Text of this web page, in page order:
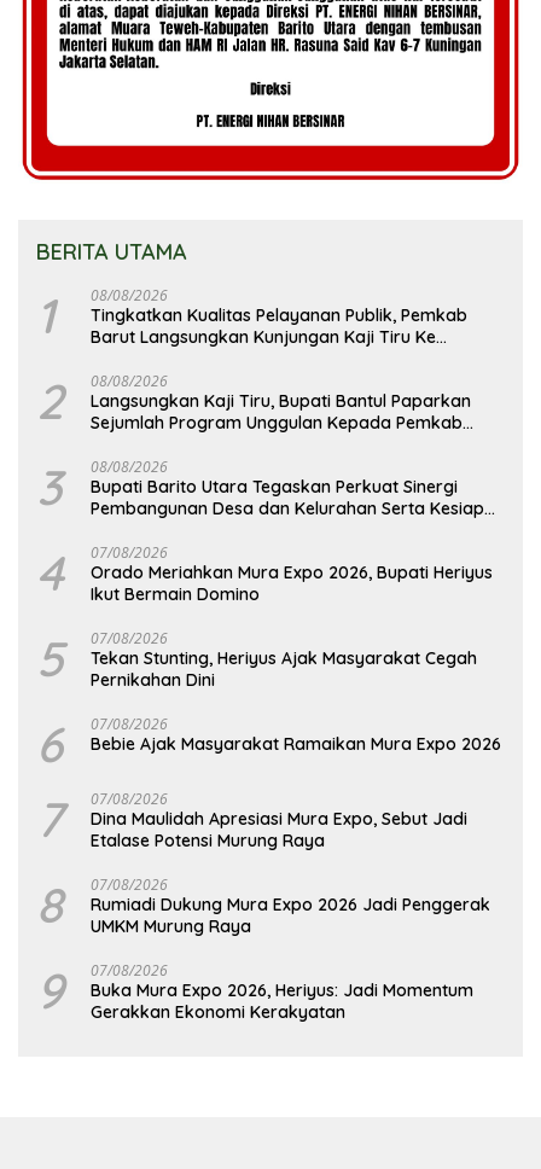
BERITA UTAMA
1 08/08/2026
Tingkatkan Kualitas Pelayanan Publik, Pemkab
Barut Langsungkan Kunjungan Kaji Tiru Ke
2 08/08/2026
Langsungkan Kaji Tiru, Bupati Bantul Paparkan
Sejumlah Program Unggulan Kepada Pemkab
3 08/08/2026
Bupati Barito Utara Tegaskan Perkuat Sinergi
Pembangunan Desa dan Kelurahan Serta Kesiapan
4 07/08/2026
Orado Meriahkan Mura Expo 2026, Bupati Heriyus
Ikut Bermain Domino
5 07/08/2026
Tekan Stunting, Heriyus Ajak Masyarakat Cegah
Pernikahan Dini
6 07/08/2026
Bebie Ajak Masyarakat Ramaikan Mura Expo 2026
7 07/08/2026
Dina Maulidah Apresiasi Mura Expo, Sebut Jadi
Etalase Potensi Murung Raya
8 07/08/2026
Rumiadi Dukung Mura Expo 2026 Jadi Penggerak
UMKM Murung Raya
9 07/08/2026
Buka Mura Expo 2026, Heriyus: Jadi Momentum
Gerakkan Ekonomi Kerakyatan